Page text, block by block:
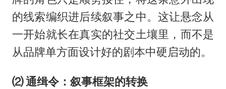
的线索编织进后续叙事之中。这让悬念从
一开始就长在真实的社交土壤里，而不是
从品牌单方面设计好的剧本中硬启动的。
⑵ 通缉令：叙事框架的转换